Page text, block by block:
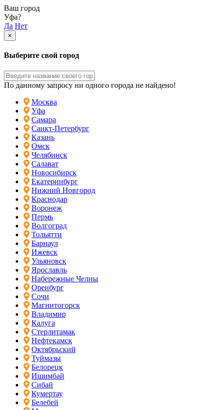
Ваш город
Уфа?
Да Нет
×
Выберите свой город
По данному запросу ни одного города не найдено!
Москва
Уфа
Самара
Санкт-Петербург
Казань
Омск
Челябинск
Салават
Новосибирск
Екатеринбург
Нижний Новгород
Краснодар
Воронеж
Пермь
Волгоград
Тольятти
Барнаул
Ижевск
Ульяновск
Ярославль
Набережные Челны
Оренбург
Сочи
Магнитогорск
Владимир
Калуга
Стерлитамак
Нефтекамск
Октябрьский
Туймазы
Белорецк
Ишимбай
Сибай
Кумертау
Белебей